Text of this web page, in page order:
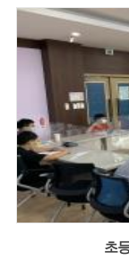
초